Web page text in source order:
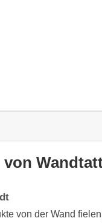
von der Wand